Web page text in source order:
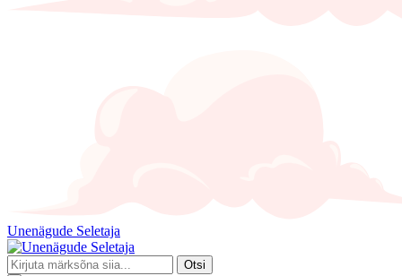
Unenägude Seletaja
Otsi